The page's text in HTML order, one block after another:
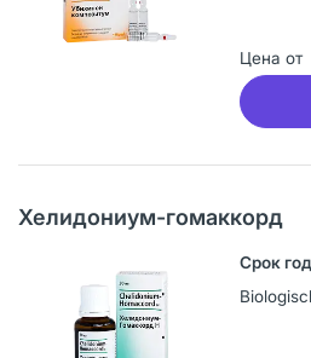
Цена от
Хелидониум-гомаккорд